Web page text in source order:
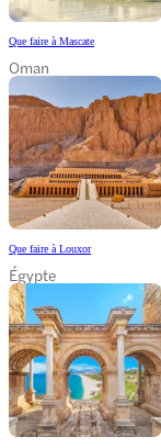
Que faire à Mascate
Oman
Que faire à Louxor
Égypte